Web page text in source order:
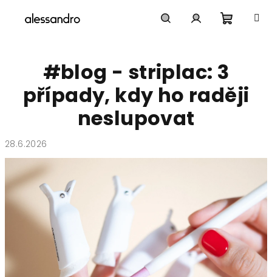
košík
#blog - striplac: 3
případy, kdy ho raději
neslupovat
28.6.2026